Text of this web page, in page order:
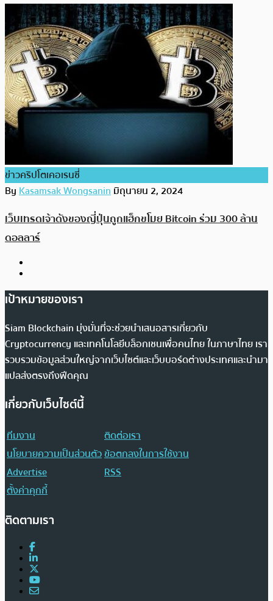
ข่าวคริปโตเคอเรนซี่
ByKasamsak Wongsaninมิถุนายน 2, 2024
เว็บเทรดเจ้าดังของญี่ปุ่นถูกแฮ็กขโมย Bitcoin ร่วม 300 ล้าน
ดอลลาร์
เป้าหมายของเรา
Siam Blockchain มุ่งมั่นที่จะช่วยนำเสนอสารเกี่ยวกับ
Cryptocurrency และเทคโนโลยีบล็อกเชนเพื่อคนไทย ในภาษาไทย เรา
รวบรวมข้อมูลส่วนใหญ่จากเว็บไซต์และเว็บบอร์ดต่างประเทศและนำมา
แปลส่งตรงถึงฟีดคุณ
เกี่ยวกับเว็บไซต์นี้
ทีมงาน
ติดต่อเรา
นโยบายความเป็นส่วนตัวข้อตกลงในการใช้งาน
Advertise
RSS
ตั้งค่าคุกกี้
ติดตามเรา